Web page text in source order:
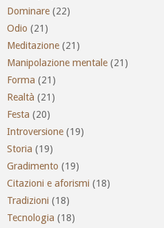
Dominare (22)
Odio (21)
Meditazione (21)
Manipolazione mentale (21)
Forma (21)
Realtà (21)
Festa (20)
Introversione (19)
Storia (19)
Gradimento (19)
Citazioni e aforismi (18)
Tradizioni (18)
Tecnologia (18)